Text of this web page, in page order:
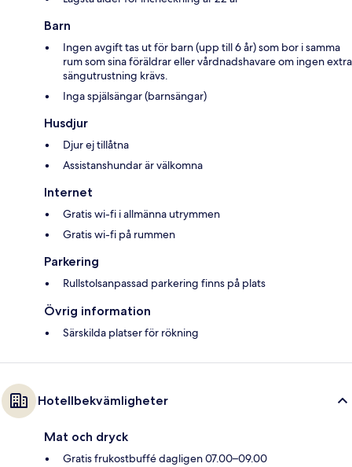
Barn
Ingen avgift tas ut för barn (upp till 6 år) som bor i samma
rum som sina föräldrar eller vårdnadshavare om ingen extra
sängutrustning krävs.
Inga spjälsängar (barnsängar)
Husdjur
Djur ej tillåtna
Assistanshundar är välkomna
Internet
Gratis wi-fi i allmänna utrymmen
Gratis wi-fi på rummen
Parkering
Rullstolsanpassad parkering finns på plats
Övrig information
Särskilda platser för rökning
Hotellbekvämligheter
Mat och dryck
Gratis frukostbuffé dagligen 07.00–09.00